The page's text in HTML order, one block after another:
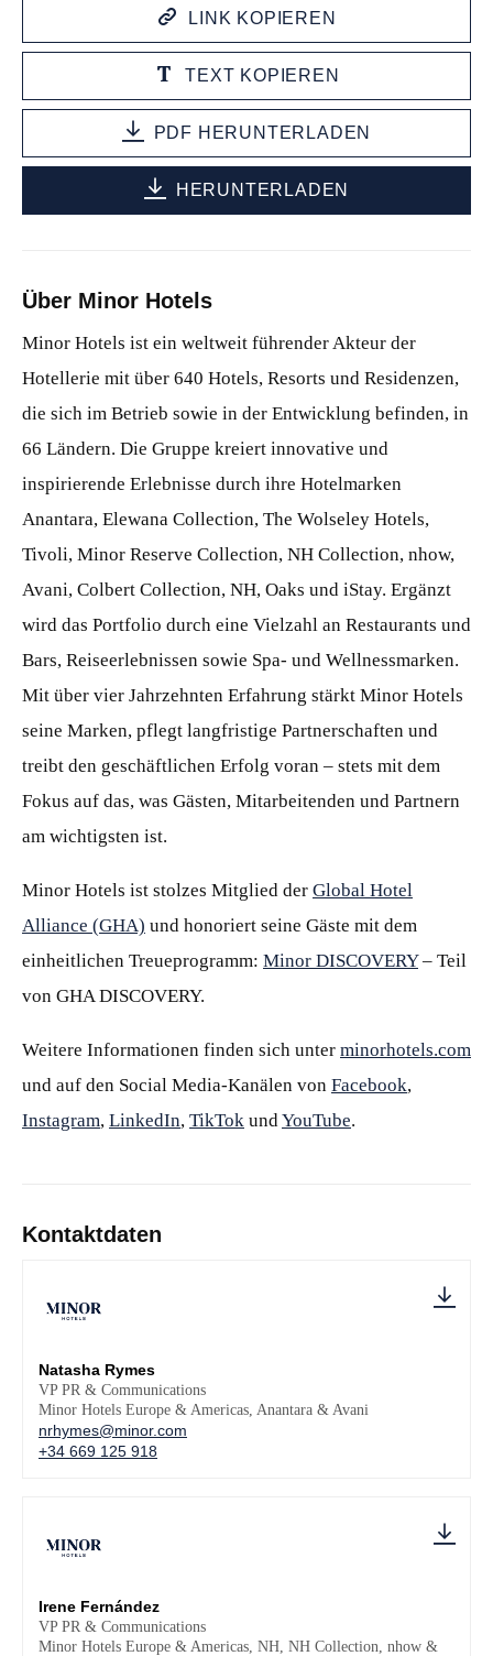
LINK KOPIEREN
TEXT KOPIEREN
PDF HERUNTERLADEN
HERUNTERLADEN
Über Minor Hotels
Minor Hotels ist ein weltweit führender Akteur der
Hotellerie mit über 640 Hotels, Resorts und Residenzen,
die sich im Betrieb sowie in der Entwicklung befinden, in
66 Ländern. Die Gruppe kreiert innovative und
inspirierende Erlebnisse durch ihre Hotelmarken
Anantara, Elewana Collection, The Wolseley Hotels,
Tivoli, Minor Reserve Collection, NH Collection, nhow,
Avani, Colbert Collection, NH, Oaks und iStay. Ergänzt
wird das Portfolio durch eine Vielzahl an Restaurants und
Bars, Reiseerlebnissen sowie Spa- und Wellnessmarken.
Mit über vier Jahrzehnten Erfahrung stärkt Minor Hotels
seine Marken, pflegt langfristige Partnerschaften und
treibt den geschäftlichen Erfolg voran – stets mit dem
Fokus auf das, was Gästen, Mitarbeitenden und Partnern
am wichtigsten ist.
Minor Hotels ist stolzes Mitglied der Global Hotel
Alliance (GHA) und honoriert seine Gäste mit dem
einheitlichen Treueprogramm: Minor DISCOVERY– Teil
von GHA DISCOVERY.
Weitere Informationen finden sich unter minorhotels.com
und auf den Social Media-Kanälen von Facebook,
Instagram, LinkedIn, TikTok undYouTube.
Kontaktdaten
Natasha Rymes
VP PR & Communications
Minor Hotels Europe & Americas, Anantara & Avani
nrhymes@minor.com
+34 669 125 918
Irene Fernández
VP PR & Communications
Minor Hotels Europe & Americas, NH, NH Collection, nhow &